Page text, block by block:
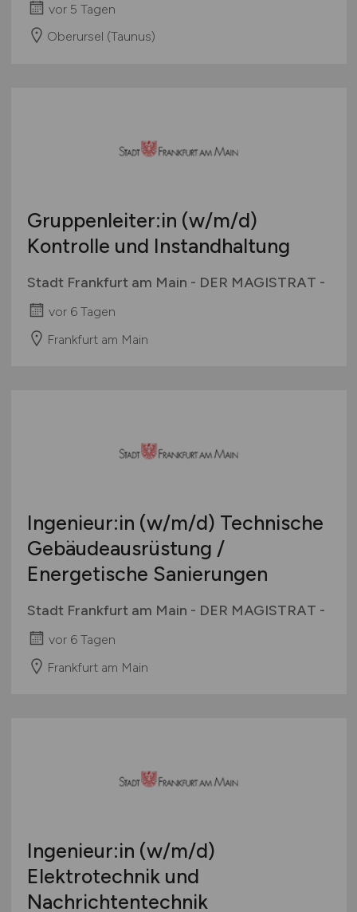
vor 5 Tagen
Oberursel (Taunus)
Gruppenleiter:in (w/m/d)
Kontrolle und Instandhaltung
Stadt Frankfurt am Main - DER MAGISTRAT -
vor 6 Tagen
Frankfurt am Main
Ingenieur:in (w/m/d) Technische
Gebäudeausrüstung /
Energetische Sanierungen
Stadt Frankfurt am Main - DER MAGISTRAT -
vor 6 Tagen
Frankfurt am Main
Ingenieur:in (w/m/d)
Elektrotechnik und
Nachrichtentechnik